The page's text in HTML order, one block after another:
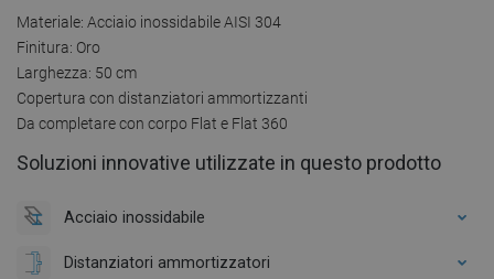
Materiale: Acciaio inossidabile AISI 304
Finitura: Oro
Larghezza: 50 cm
Copertura con distanziatori ammortizzanti
Da completare con corpo Flat e Flat 360
Soluzioni innovative utilizzate in questo prodotto
Acciaio inossidabile
Distanziatori ammortizzatori